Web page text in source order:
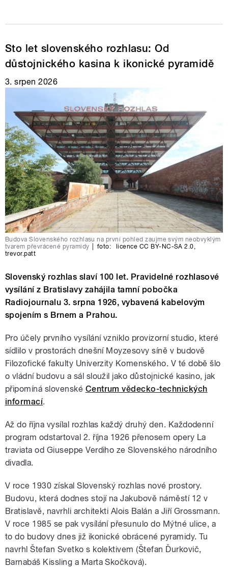
Sto let slovenského rozhlasu: Od
důstojnického kasina k ikonické pyramidě
3. srpen 2026
Budova Slovenského rozhlasu na první pohled zaujme svým neobvyklým
tvarem převrácené pyramidy
foto: licence CC BY-NC-SA 2.0,
trevor.patt
Slovenský rozhlas slaví 100 let. Pravidelné rozhlasové
vysílání z Bratislavy zahájila tamní pobočka
Radiojournalu 3. srpna 1926, vybavená kabelovým
spojením s Brnem a Prahou.
Pro účely prvního vysílání vzniklo provizorní studio, které
sídlilo v prostorách dnešní Moyzesovy síně v budově
Filozofické fakulty Univerzity Komenského. V té době šlo
o vládní budovu a sál sloužil jako důstojnické kasino, jak
připomíná slovenské Centrum vědecko-technických
informací.
Až do října vysílal rozhlas každý druhý den. Každodenní
program odstartoval 2. října 1926 přenosem opery La
traviata od Giuseppe Verdiho ze Slovenského národního
divadla.
V roce 1930 získal Slovenský rozhlas nové prostory.
Budovu, která dodnes stojí na Jakubově náměstí 12 v
Bratislavě, navrhli architekti Alois Balán a Jiří Grossmann.
V roce 1985 se pak vysílání přesunulo do Mýtné ulice, a
to do budovy dnes již ikonické obrácené pyramidy. Tu
navrhl Štefan Svetko s kolektivem (Štefan Ďurkovič,
Barnabáš Kissling a Marta Skočková).